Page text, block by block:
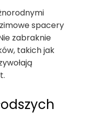
spacery
zabraknie
takich jak